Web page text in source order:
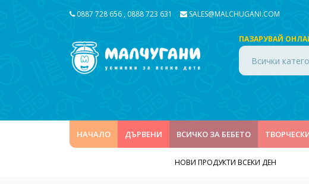
0887 728 656 , 0888 723 631 SALES@MALCHUGANI.COM
ПАЗАРУВАЙ
Всички
НАЧАЛО ДЪРВЕНИ ВСИЧКО ЗА БЕБЕТО
НОВИ ПРОДУКТИ ВСЕКИ ДЕН